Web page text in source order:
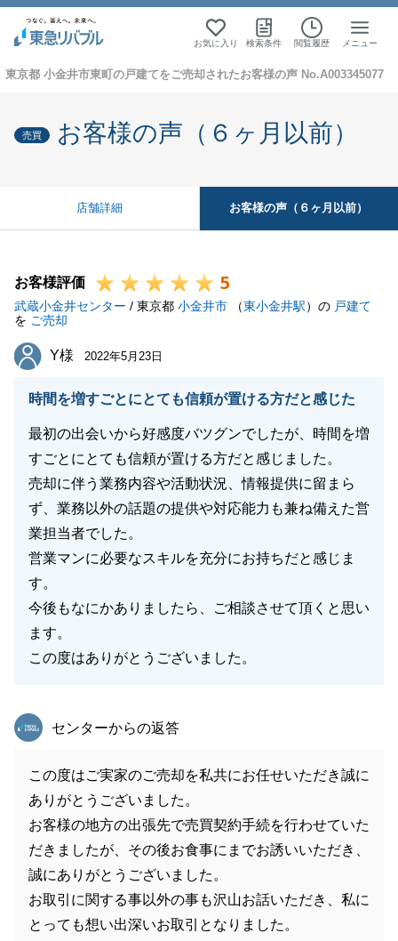
お気に入り 検索条件 閲覧履歴 メニュー
東京都 小金井市東町の戸建てをご売却されたお客様の声 No.A003345077
売買 お客様の声（６ヶ月以前）
店舗詳細 お客様の声（６ヶ月以前）
お客様評価 5
武蔵小金井センター / 東京都 小金井市 （東小金井駅）の 戸建て
を ご売却
Y様
Y様 2022年5月23日
時間を増すごとにとても信頼が置ける方だと感じた
最初の出会いから好感度バツグンでしたが、時間を増
すごとにとても信頼が置ける方だと感じました。
売却に伴う業務内容や活動状況、情報提供に留まら
ず、業務以外の話題の提供や対応能力も兼ね備えた営
業担当者でした。
営業マンに必要なスキルを充分にお持ちだと感じま
す。
今後もなにかありましたら、ご相談させて頂くと思い
ます。
この度はありがとうございました。
東急リバブル
センターからの返答
この度はご実家のご売却を私共にお任せいただき誠に
ありがとうございました。
お客様の地方の出張先で売買契約手続を行わせていた
だきましたが、その後お食事にまでお誘いいただき、
誠にありがとうございました。
お取引に関する事以外の事も沢山お話いただき、私に
とっても想い出深いお取引となりました。